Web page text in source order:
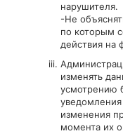
нарушителя.
-Не
по которым
действия на
изменять
усмотрению
изменения
момента их